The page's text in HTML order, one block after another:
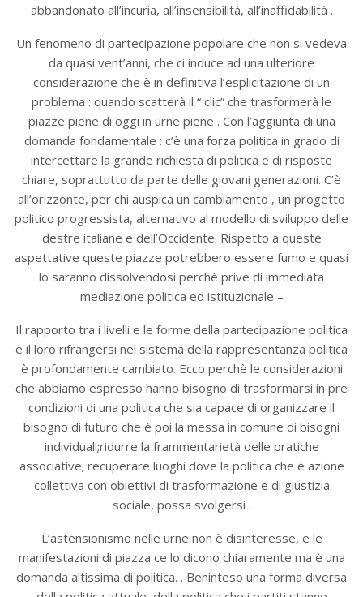
abbandonato all’incuria, all’insensibilità, all’inaffidabilità .
Un fenomeno di partecipazione popolare che non si vedeva
da quasi vent’anni, che ci induce ad una ulteriore
considerazione che è in definitiva l’esplicitazione di un
problema : quando scatterà il “ clic” che trasformerà le
piazze piene di oggi in urne piene . Con l’aggiunta di una
domanda fondamentale : c’è una forza politica in grado di
intercettare la grande richiesta di politica e di risposte
chiare, soprattutto da parte delle giovani generazioni. C’è
all’orizzonte, per chi auspica un cambiamento , un progetto
politico progressista, alternativo al modello di sviluppo delle
destre italiane e dell’Occidente. Rispetto a queste
aspettative queste piazze potrebbero essere fumo e quasi
lo saranno dissolvendosi perchè prive di immediata
mediazione politica ed istituzionale –
Il rapporto tra i livelli e le forme della partecipazione politica
e il loro rifrangersi nel sistema della rappresentanza politica
è profondamente cambiato. Ecco perchè le considerazioni
che abbiamo espresso hanno bisogno di trasformarsi in pre
condizioni di una politica che sia capace di organizzare il
bisogno di futuro che è poi la messa in comune di bisogni
individuali;ridurre la frammentarietà delle pratiche
associative; recuperare luoghi dove la politica che è azione
collettiva con obiettivi di trasformazione e di giustizia
sociale, possa svolgersi .
L’astensionismo nelle urne non è disinteresse, e le
manifestazioni di piazza ce lo dicono chiaramente ma è una
domanda altissima di politica. . Beninteso una forma diversa